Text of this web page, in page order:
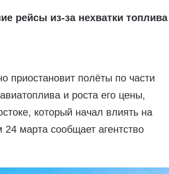
рейсы из‑за нехватки топлива
приостановит полёты по части
и роста его цены,
который начал влиять на
марта сообщает агентство